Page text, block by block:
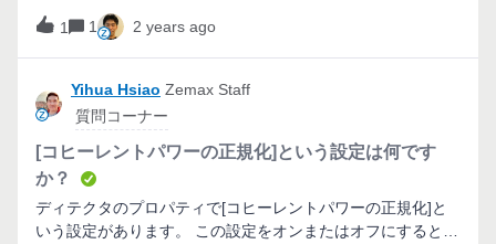
1 1 2 years ago
Yihua Hsiao Zemax Staff
質問コーナー
[コヒーレントパワーの正規化]という設定は何です
か？
ディテクタのプロパティで[コヒーレントパワーの正規化]と
いう設定があります。 この設定をオンまたはオフにすると、